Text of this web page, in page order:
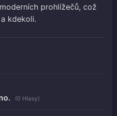
prohlížečů, což
kdekoli.
(0 Hlasy)